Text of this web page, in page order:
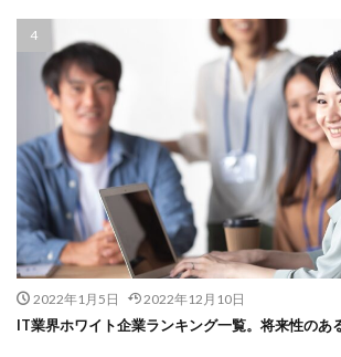
2022年1月5日 2022年12月10日
IT業界ホワイト企業ランキング一覧。将来性のあ